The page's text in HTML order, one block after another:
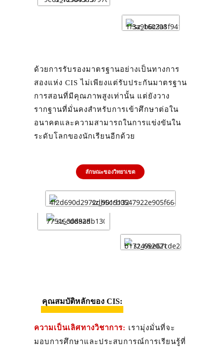
ด้วยการรับรองมาตรฐานอย่างเป็นทางการ
สองแห่ง CIS ไม่เพียงแต่รับประกันมาตรฐาน
การสอนที่มีคุณภาพสูงเท่านั้น แต่ยังวาง
รากฐานที่มั่นคงสำหรับการเข้าศึกษาต่อใน
อนาคตและความสามารถในการแข่งขันใน
ระดับโลกของนักเรียนอีกด้วย
ลักษณะของวิทยาเขต
คุณสมบัติหลักของ CIS:
ความเป็นเลิศทางวิชาการ: เรามุ่งมั่นที่จะ
มอบการศึกษาและประสบการณ์การเรียนรู้ที่